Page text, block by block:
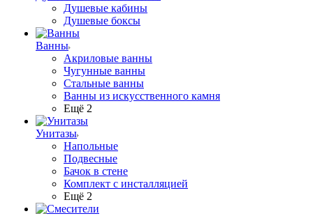
Душевые кабины
Душевые боксы
Ванны
Акриловые ванны
Чугунные ванны
Стальные ванны
Ванны из искусственного камня
Ещё 2
Унитазы
Напольные
Подвесные
Бачок в стене
Комплект с инсталляцией
Ещё 2